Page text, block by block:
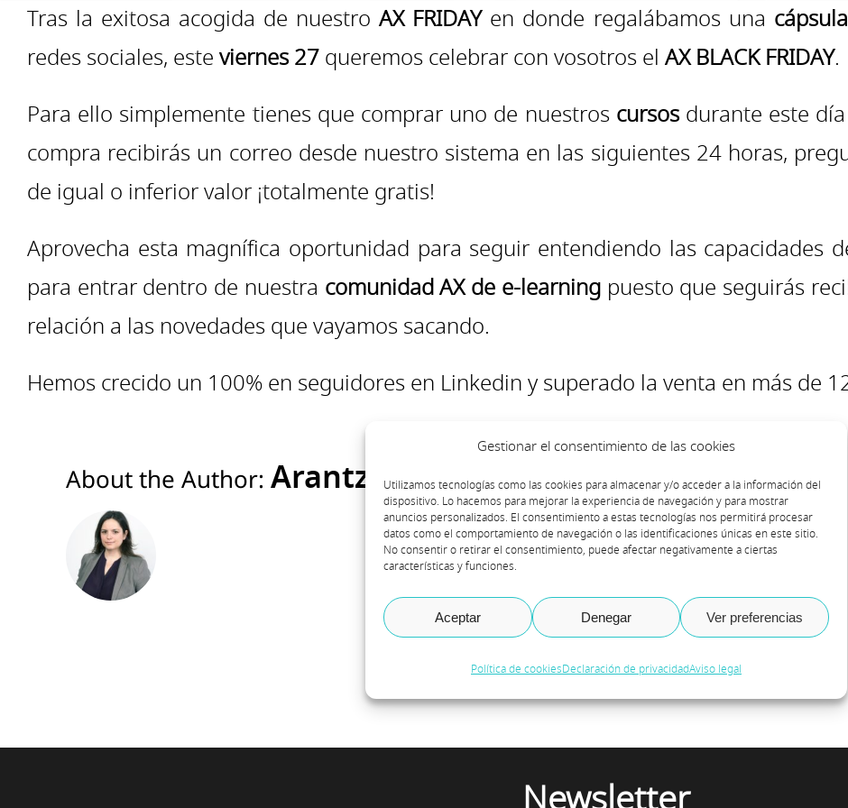
Gestionar el consentimiento de las cookies
Utilizamos tecnologías como las cookies para almacenar y/o acceder a la información del
dispositivo. Lo hacemos para mejorar la experiencia de navegación y para mostrar
anuncios personalizados. El consentimiento a estas tecnologías nos permitirá procesar
datos como el comportamiento de navegación o las identificaciones únicas en este sitio.
No consentir o retirar el consentimiento, puede afectar negativamente a ciertas
características y funciones.
Aceptar Denegar Ver preferencias
Política de cookiesDeclaración de privacidadAviso legal
Tras la exitosa acogida de nuestroAX FRIDAYen donde regalábamos una cápsula
redes sociales, esteviernes 27queremos celebrar con vosotros el AX BLACK FRIDAY.
Para ello simplemente tienes que comprar uno de nuestros cursos durante este
compra recibirás un correo desde nuestro sistema en las siguientes 24 horas,
de igual o inferior valor ¡totalmente gratis!
Aprovecha esta magnífica oportunidad para seguir entendiendo las capacidades
para entrar dentro de nuestra comunidad AX de e-learningpuesto que seguirás
relación a las novedades que vayamos sacando.
Hemos crecido un 100% en seguidores en Linkedin y superado la venta en más de
About the Author:Arantzazu López